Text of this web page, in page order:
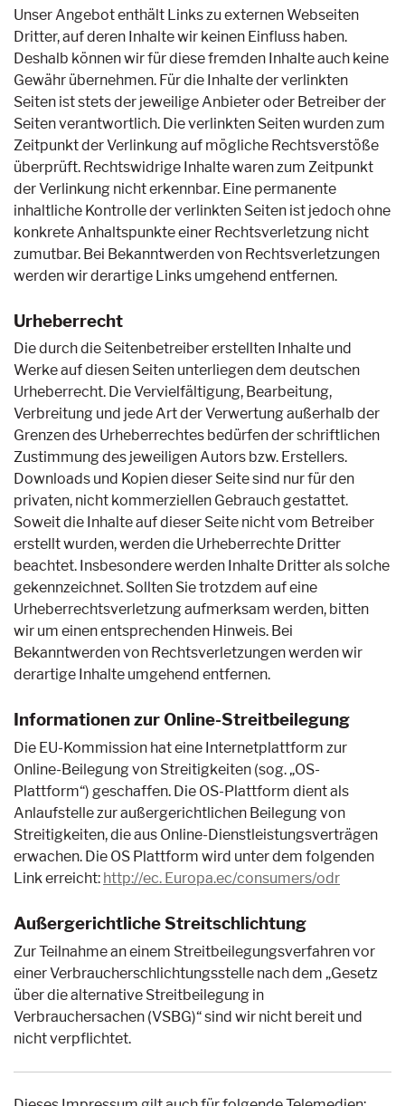
Unser Angebot enthält Links zu externen Webseiten
Dritter, auf deren Inhalte wir keinen Einfluss haben.
Deshalb können wir für diese fremden Inhalte auch keine
Gewähr übernehmen. Für die Inhalte der verlinkten
Seiten ist stets der jeweilige Anbieter oder Betreiber der
Seiten verantwortlich. Die verlinkten Seiten wurden zum
Zeitpunkt der Verlinkung auf mögliche Rechtsverstöße
überprüft. Rechtswidrige Inhalte waren zum Zeitpunkt
der Verlinkung nicht erkennbar. Eine permanente
inhaltliche Kontrolle der verlinkten Seiten ist jedoch ohne
konkrete Anhaltspunkte einer Rechtsverletzung nicht
zumutbar. Bei Bekanntwerden von Rechtsverletzungen
werden wir derartige Links umgehend entfernen.
Urheberrecht
Die durch die Seitenbetreiber erstellten Inhalte und
Werke auf diesen Seiten unterliegen dem deutschen
Urheberrecht. Die Vervielfältigung, Bearbeitung,
Verbreitung und jede Art der Verwertung außerhalb der
Grenzen des Urheberrechtes bedürfen der schriftlichen
Zustimmung des jeweiligen Autors bzw. Erstellers.
Downloads und Kopien dieser Seite sind nur für den
privaten, nicht kommerziellen Gebrauch gestattet.
Soweit die Inhalte auf dieser Seite nicht vom Betreiber
erstellt wurden, werden die Urheberrechte Dritter
beachtet. Insbesondere werden Inhalte Dritter als solche
gekennzeichnet. Sollten Sie trotzdem auf eine
Urheberrechtsverletzung aufmerksam werden, bitten
wir um einen entsprechenden Hinweis. Bei
Bekanntwerden von Rechtsverletzungen werden wir
derartige Inhalte umgehend entfernen.
Informationen zur Online-Streitbeilegung
Die EU-Kommission hat eine Internetplattform zur
Online-Beilegung von Streitigkeiten (sog. „OS-
Plattform“) geschaffen. Die OS-Plattform dient als
Anlaufstelle zur außergerichtlichen Beilegung von
Streitigkeiten, die aus Online-Dienstleistungsverträgen
erwachen. Die OS Plattform wird unter dem folgenden
Link erreicht: http://ec. Europa.ec/consumers/odr
Außergerichtliche Streitschlichtung
Zur Teilnahme an einem Streitbeilegungsverfahren vor
einer Verbraucherschlichtungsstelle nach dem „Gesetz
über die alternative Streitbeilegung in
Verbrauchersachen (VSBG)“ sind wir nicht bereit und
nicht verpflichtet.